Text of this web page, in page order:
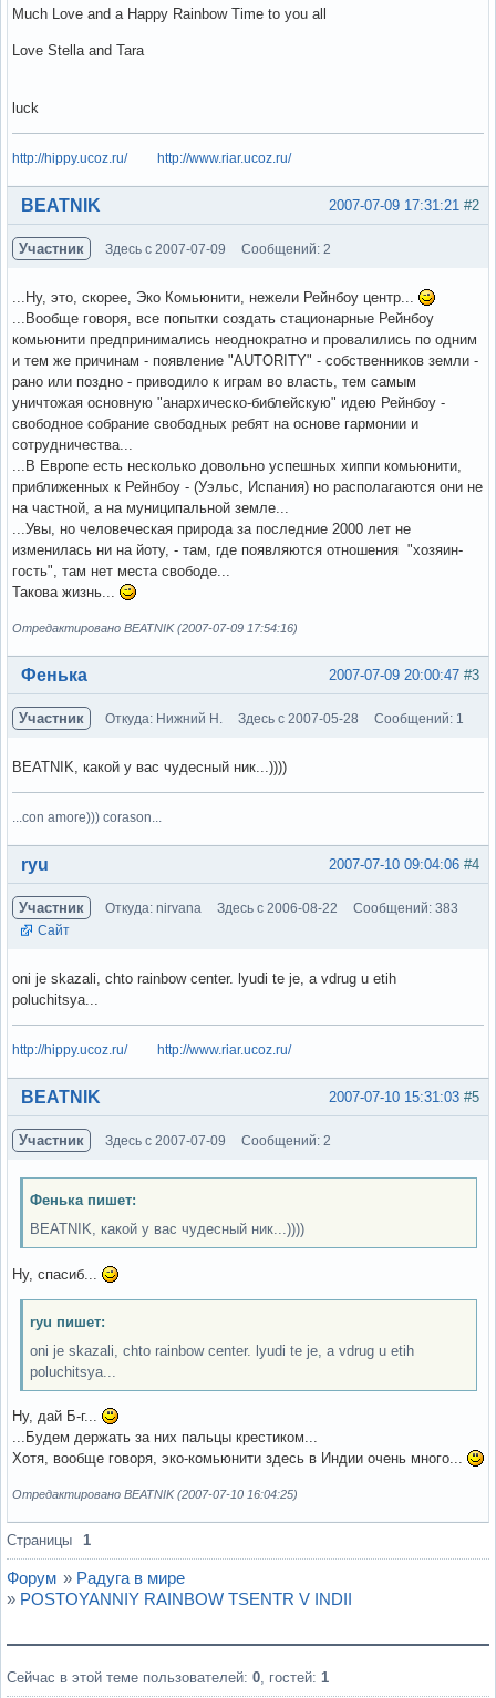
Much Love and a Happy Rainbow Time to you all
Love Stella and Tara
luck
http://hippy.ucoz.ru/ http://www.riar.ucoz.ru/
Вне форума #2
2007-07-09 17:31:21
BEATNIK
Участник Здесь с 2007-07-09 Сообщений: 2
...Ну, это, скорее, Эко Комьюнити, нежели Рейнбоу центр...
...Вообще говоря, все попытки создать стационарные Рейнбоу
комьюнити предпринимались неоднократно и провалились по одним
и тем же причинам - появление "AUTORITY" - собственников земли -
рано или поздно - приводило к играм во власть, тем самым
уничтожая основную "анархическо-библейскую" идею Рейнбоу -
свободное собрание свободных ребят на основе гармонии и
сотрудничества...
...В Европе есть несколько довольно успешных хиппи комьюнити,
приближенных к Рейнбоу - (Уэльс, Испания) но располагаются они не
на частной, а на муниципальной земле...
...Увы, но человеческая природа за последние 2000 лет не
изменилась ни на йоту, - там, где появляются отношения "хозяин-
гость", там нет места свободе...
Такова жизнь...
Отредактировано BEATNIK (2007-07-09 17:54:16)
Вне форума #3
2007-07-09 20:00:47
Фенька
Участник Откуда: Нижний Н. Здесь с 2007-05-28 Сообщений: 1
BEATNIK, какой у вас чудесный ник...))))
...con amore))) corason...
Вне форума #4
2007-07-10 09:04:06
ryu
Участник Откуда: nirvana Здесь с 2006-08-22
Сообщений: 383
Сайт
oni je skazali, chto rainbow center. lyudi te je, a vdrug u etih
poluchitsya...
http://hippy.ucoz.ru/ http://www.riar.ucoz.ru/
Вне форума #5
2007-07-10 15:31:03
BEATNIK
Участник Здесь с 2007-07-09 Сообщений: 2
Фенька пишет:
BEATNIK, какой у вас чудесный ник...))))
Ну, спасиб...
ryu пишет:
oni je skazali, chto rainbow center. lyudi te je, a vdrug u etih
poluchitsya...
Ну, дай Б-г...
...Будем держать за них пальцы крестиком...
Хотя, вообще говоря, эко-комьюнити здесь в Индии очень много...
Отредактировано BEATNIK (2007-07-10 16:04:25)
Вне форума
Страницы 1
Форум » Радуга в мире
» POSTOYANNIY RAINBOW TSENTR V INDII
Сейчас в этой теме пользователей: 0, гостей: 1